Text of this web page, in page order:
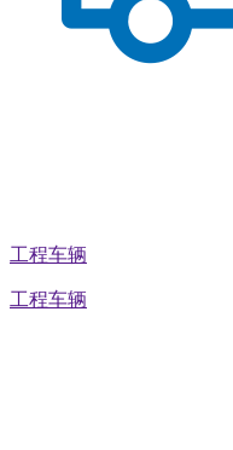
工程车辆
工程车辆